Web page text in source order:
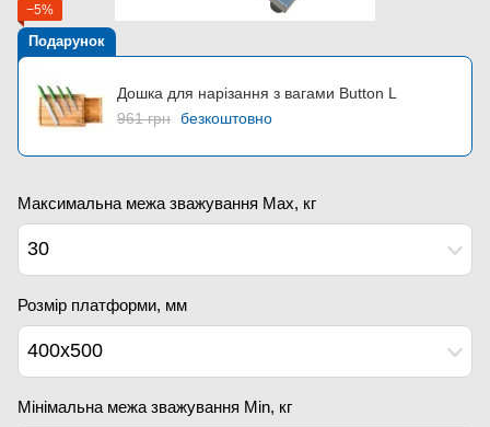
−5%
Подарунок
Дошка для нарізання з вагами Button L
961 грн безкоштовно
Максимальна межа зважування Мах, кг
30
Розмір платформи, мм
400х500
Мінімальна межа зважування Min, кг